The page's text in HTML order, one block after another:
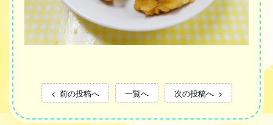
前の投稿へ 一覧へ 次の投稿へ